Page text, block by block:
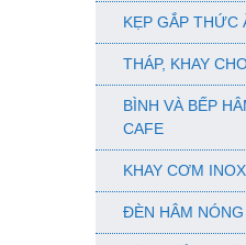
KẸP GẮP THỨC
THÁP, KHAY
BÌNH VÀ BẾP
CAFE
KHAY CƠM INOX
ĐÈN HÂM